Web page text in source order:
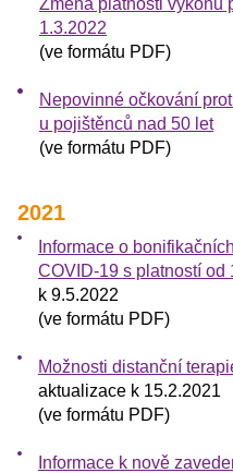
Změna platnosti výkonů
1.3.2022
(ve formátu PDF)
Nepovinné očkování
u pojištěnců nad 50 let
(ve formátu PDF)
2021
Informace o
COVID-19 s platností od
k 9.5.2022
(ve formátu PDF)
Možnosti distanční
aktualizace k 15.2.2021
(ve formátu PDF)
Informace k nově